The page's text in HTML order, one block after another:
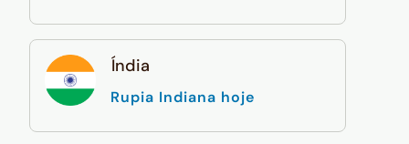
Índia
Rupia Indiana hoje